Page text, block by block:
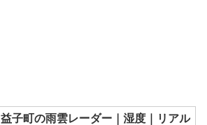
益子町の雨雲レーダー｜湿度｜リアル